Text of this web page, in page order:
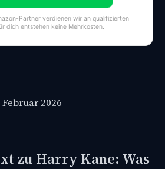
Partner verdienen wir an qualifizierten
dich entstehen keine Mehrkosten.
2026
zu Harry Kane: Was